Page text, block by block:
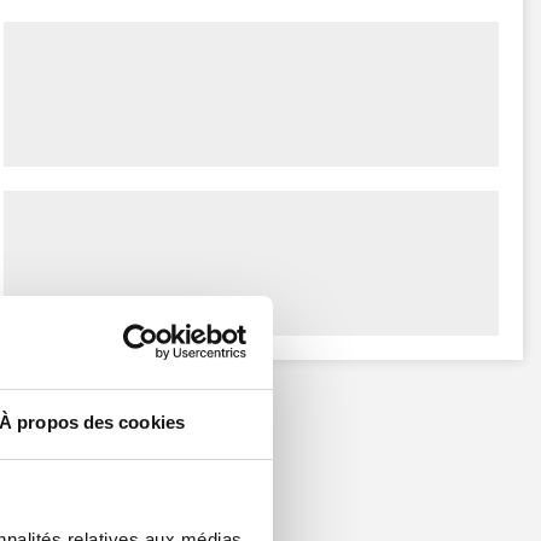
À propos des cookies